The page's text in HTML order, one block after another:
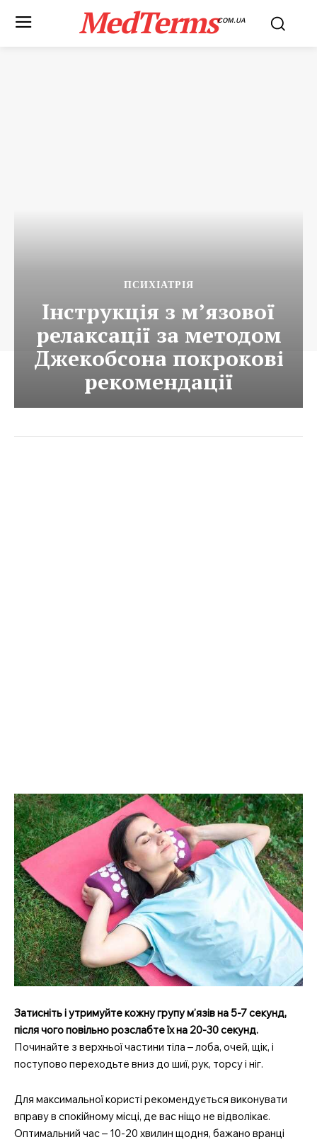
MedTermsCOM.UA
ПСИХІАТРІЯ
Інструкція з м’язової
релаксації за методом
Джекобсона покрокові
рекомендації
Затисніть і утримуйте кожну групу м’язів на 5-7 секунд,
після чого повільно розслабте їх на 20-30 секунд.
Починайте з верхньої частини тіла – лоба, очей, щік, і
поступово переходьте вниз до шиї, рук, торсу і ніг.
Для максимальної користі рекомендується виконувати
вправу в спокійному місці, де вас ніщо не відволікає.
Оптимальний час – 10-20 хвилин щодня, бажано вранці